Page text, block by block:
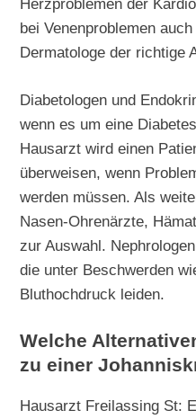
bei Venenproblemen
Dermatologe der richtige
Diabetologen und
wenn es um eine
Hausarzt wird einen
überweisen, wenn
werden müssen. Als
Nasen-Ohrenärzte,
zur Auswahl.
die unter Beschwerden
Bluthochdruck leiden.
Welche
zu einer
Hausarzt Freilassing St: